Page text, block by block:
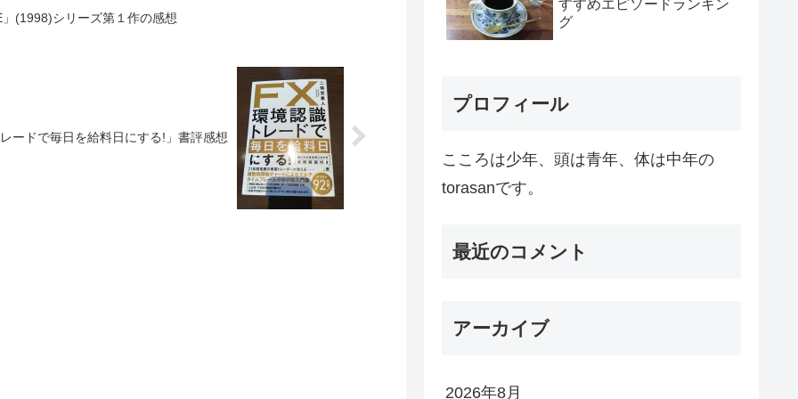
(1998)シリーズ第１作の感想
ードで毎日を給料日にする!」書評感想
すすめエピソードランキン
グ
プロフィール
こころは少年、頭は青年、体は中年の
torasanです。
最近のコメント
アーカイブ
2026年8月